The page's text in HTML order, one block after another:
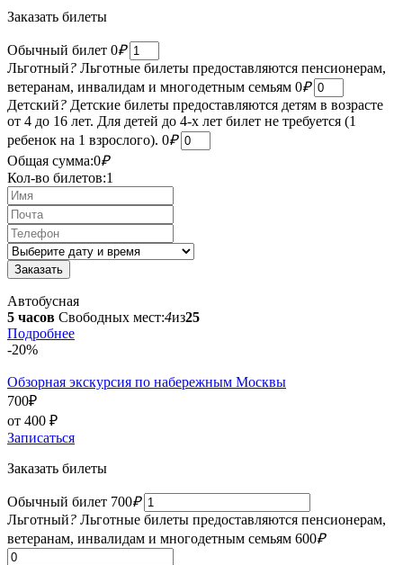
Заказать билеты
Обычный билет 0₽
Льготный? Льготные билеты предоставляются пенсионерам,
ветеранам, инвалидам и многодетным семьям 0₽
Детский? Детские билеты предоставляются детям в возрасте
от 4 до 16 лет. Для детей до 4-х лет билет не требуется (1
ребенок на 1 взрослого). 0₽
Общая сумма:0₽
Кол-во билетов:1
Автобусная
5 часов Свободных мест:4из25
Подробнее
-20%
Обзорная экскурсия по набережным Москвы
700₽
от 400 ₽
Записаться
Заказать билеты
Обычный билет 700₽
Льготный? Льготные билеты предоставляются пенсионерам,
ветеранам, инвалидам и многодетным семьям 600₽